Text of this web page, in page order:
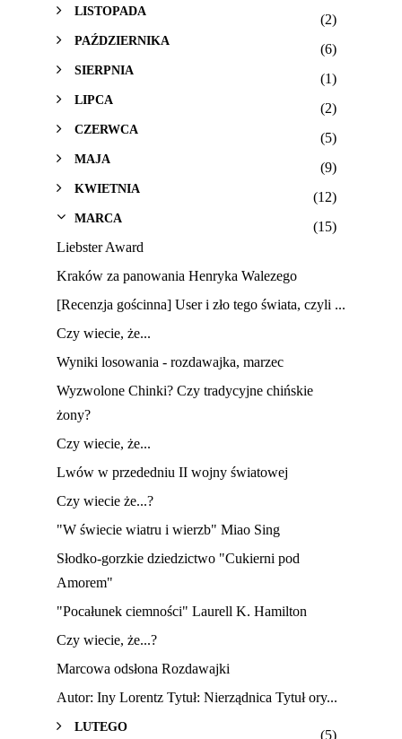
LISTOPADA
(2)
PAŹDZIERNIKA
(6)
SIERPNIA
(1)
LIPCA
(2)
CZERWCA
(5)
MAJA
(9)
KWIETNIA
(12)
MARCA
(15)
Liebster Award
Kraków za panowania Henryka Walezego
[Recenzja gościnna] User i zło tego świata, czyli ...
Czy wiecie, że...
Wyniki losowania - rozdawajka, marzec
Wyzwolone Chinki? Czy tradycyjne chińskie
żony?
Czy wiecie, że...
Lwów w przededniu II wojny światowej
Czy wiecie że...?
"W świecie wiatru i wierzb" Miao Sing
Słodko-gorzkie dziedzictwo "Cukierni pod
Amorem"
"Pocałunek ciemności" Laurell K. Hamilton
Czy wiecie, że...?
Marcowa odsłona Rozdawajki
Autor: Iny Lorentz Tytuł: Nierządnica Tytuł ory...
LUTEGO
(5)